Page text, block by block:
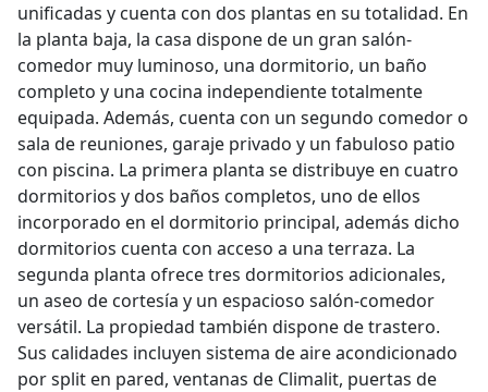
unificadas y cuenta con dos plantas en su totalidad. En
la planta baja, la casa dispone de un gran salón-
comedor muy luminoso, una dormitorio, un baño
completo y una cocina independiente totalmente
equipada. Además, cuenta con un segundo comedor o
sala de reuniones, garaje privado y un fabuloso patio
con piscina. La primera planta se distribuye en cuatro
dormitorios y dos baños completos, uno de ellos
incorporado en el dormitorio principal, además dicho
dormitorios cuenta con acceso a una terraza. La
segunda planta ofrece tres dormitorios adicionales,
un aseo de cortesía y un espacioso salón-comedor
versátil. La propiedad también dispone de trastero.
Sus calidades incluyen sistema de aire acondicionado
por split en pared, ventanas de Climalit, puertas de